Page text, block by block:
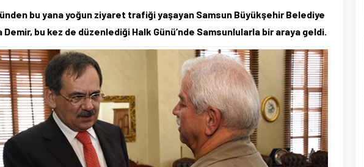
bu yana yoğun ziyaret trafiği yaşayan Samsun Büyükşehir Belediye
Demir, bu kez de düzenlediği Halk Günü’nde Samsunlularla bir araya geldi.